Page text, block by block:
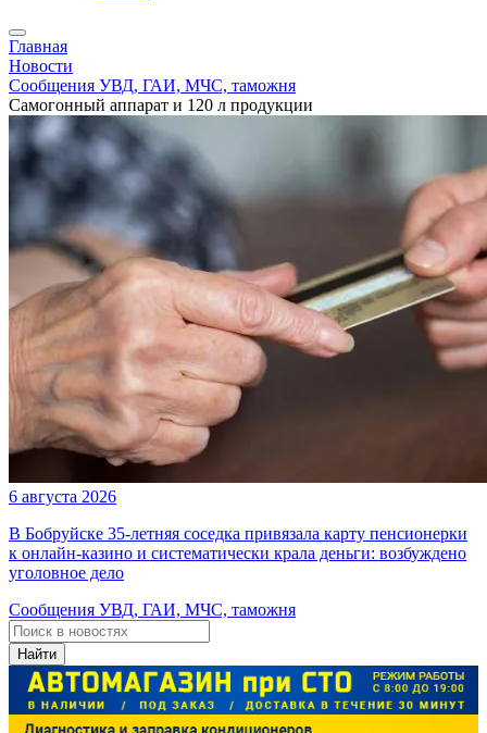
Главная
Новости
Сообщения УВД, ГАИ, МЧС, таможня
Самогонный аппарат и 120 л продукции
6 августа 2026
В Бобруйске 35-летняя соседка привязала карту пенсионерки
к онлайн-казино и систематически крала деньги: возбуждено
уголовное дело
Сообщения УВД, ГАИ, МЧС, таможня
Найти